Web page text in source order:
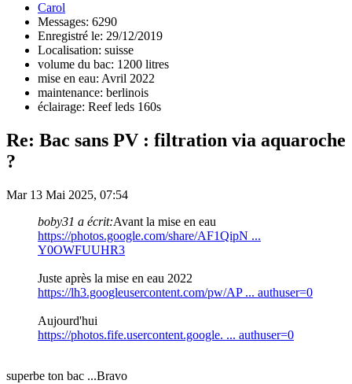
Carol
Messages: 6290
Enregistré le: 29/12/2019
Localisation: suisse
volume du bac: 1200 litres
mise en eau: Avril 2022
maintenance: berlinois
éclairage: Reef leds 160s
Re: Bac sans PV : filtration via aquaroche
?
Mar 13 Mai 2025, 07:54
boby31 a écrit:Avant la mise en eau
https://photos.google.com/share/AF1QipN ...
Y0OWFUUHR3
Juste après la mise en eau 2022
https://lh3.googleusercontent.com/pw/AP ... authuser=0
Aujourd'hui
https://photos.fife.usercontent.google. ... authuser=0
superbe ton bac ...Bravo